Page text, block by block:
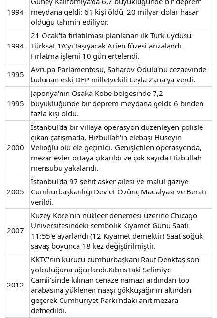
1994
meydana geldi: 61 kişi öldü, 20 milyar dolar hasar
olduğu tahmin ediliyor.
1994
21 Ocak'ta fırlatılması planlanan ilk Türk uydusu
Türksat 1A'yı taşıyacak Arien füzesi arızalandı.
Fırlatma işlemi 10 gün ertelendi.
1995
Avrupa Parlamentosu, Saharov Ödülü'nü cezaevinde
bulunan eski DEP milletvekili Leyla Zana'ya verdi.
1995
Japonya'nın Osaka-Kobe bölgesinde 7,2
büyüklüğünde bir deprem meydana geldi: 6 binden
fazla kişi öldü.
2000
İstanbul'da bir villaya operasyon düzenleyen polisle
çıkan çatışmada, Hizbullah'ın elebaşı Hüseyin
Velioğlu ölü ele geçirildi. Genişletilen operasyonda,
mezar evler ortaya çıkarıldı ve çok sayıda Hizbullah
mensubu yakalandı.
2005
İstanbul'da 97 şehit asker ailesi ve malul gaziye
Cumhurbaşkanlığı Devlet Övünç Madalyası ve Beratı
verildi.
2007
Kuzey Kore'nin nükleer denemesi üzerine Chicago
Üniversitesindeki sembolik Kıyamet Günü Saati
11:55'e ayarlandı (12 Kıyamet demektir) Saat soğuk
savaş boyunca 18 kez değiştirilmiştir.
2012
KKTC'nin kurucu cumhurbaşkanı Rauf Denktaş son
yolculuğuna uğurlandı.Kıbrıs'taki Selimiye
Camii'sinde kılınan cenaze namazı ardından top
arabasına yüklenen naaşı gökkuşağının altından
geçerek Cumhuriyet Parkı'ndaki anıt mezara
defnedildi.